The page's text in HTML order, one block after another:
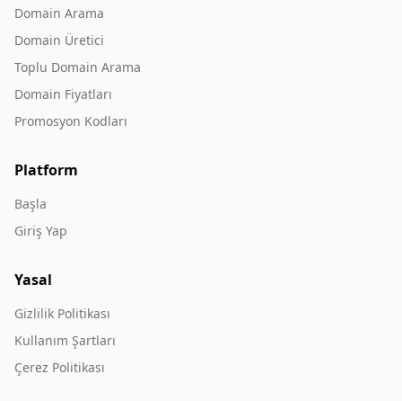
Domain Arama
Domain Üretici
Toplu Domain Arama
Domain Fiyatları
Promosyon Kodları
Platform
Başla
Giriş Yap
Yasal
Gizlilik Politikası
Kullanım Şartları
Çerez Politikası